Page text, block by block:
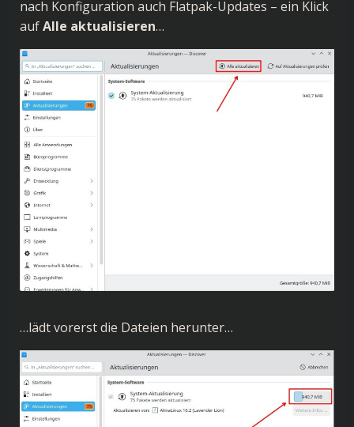
nach Konfiguration auch Flatpak-Updates – ein Klick
aufAlle aktualisieren…
…lädt vorerst die Dateien herunter…